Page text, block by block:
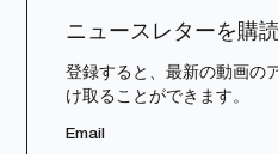
ニュースレターを購
登録すると、最新の動画の
け取ることができます。
Email